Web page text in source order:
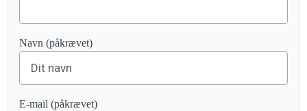
Navn (påkrævet)
E-mail (påkrævet)